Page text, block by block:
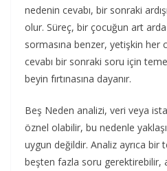
nedenin cevabı, bir sonraki
olur. Süreç, bir çocuğun art arda
sormasına benzer, yetişkin her
cevabı bir sonraki soru için
beyin fırtınasına dayanır.
Beş Neden analizi, veri veya
öznel olabilir, bu nedenle
uygun değildir. Analiz ayrıca
beşten fazla soru gerektirebilir,